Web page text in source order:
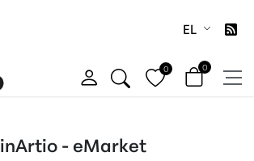
EL
0 0
inArtio - eMarket